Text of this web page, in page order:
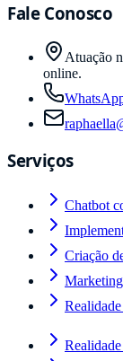
Fale Conosco
Atuação
online.
Serviços
Chatbot
Criação